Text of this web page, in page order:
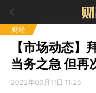
财经
【市场动态】
当务之急 但再
2022年06月11日 11:25